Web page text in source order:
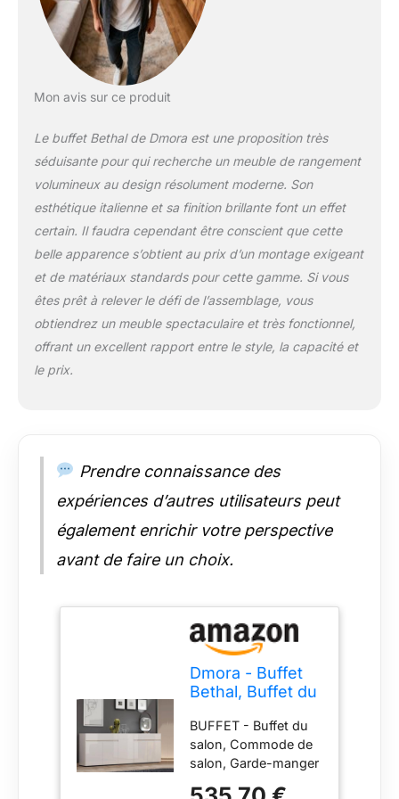
soigneusement
vaisselle, verres,
L'article est produit
meilleurs matériaux et
la plus grande qualité
et attention aux
détails - La finesse
production est
synonyme de fiabilité,
de solidité et de
raffinement pour un
précieux - La
l'Union européenne
TECHNIQUES -
Accessoire
d'ameublement
polyvalent, conçu
résistant, conçu pour
le commerce
électronique -
Matériau: Panneau
Polypropylène -
Informations
supplémentaires:
Démonté - Certifié
Mon avis sur ce produit
Le buffet Bethal de Dmora est une proposition très
séduisante pour qui recherche un meuble de rangement
volumineux au design résolument moderne. Son
esthétique italienne et sa finition brillante font un effet
certain. Il faudra cependant être conscient que cette
belle apparence s’obtient au prix d’un montage exigeant
et de matériaux standards pour cette gamme. Si vous
êtes prêt à relever le défi de l’assemblage, vous
obtiendrez un meuble spectaculaire et très fonctionnel,
offrant un excellent rapport entre le style, la capacité et
le prix.
Prendre connaissance des
expériences d’autres utilisateurs peut
également enrichir votre perspective
avant de faire un choix.
Dmora - Buffet
Bethal, Buffet du
de Salon, Garde-
Manger de
Cuisine, Made in
Italy, 225x38h79
BUFFET - Buffet du
salon, Commode de
salon, Garde-manger